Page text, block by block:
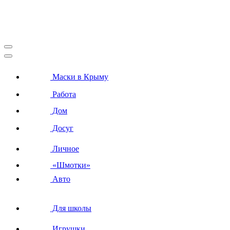
Маски в Крыму
Работа
Дом
Досуг
Личное
«Шмотки»
Авто
Для школы